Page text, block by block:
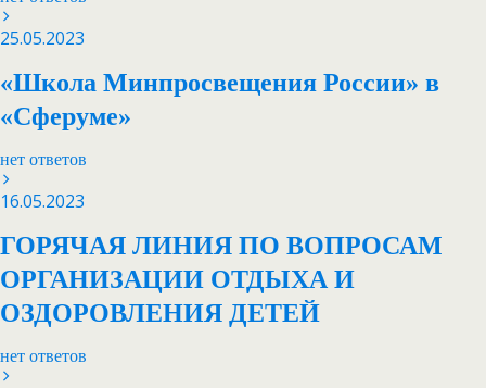
25.05.2023
«Школа Минпросвещения России» в
«Сферуме»
нет ответов
16.05.2023
ГОРЯЧАЯ ЛИНИЯ ПО ВОПРОСАМ
ОРГАНИЗАЦИИ ОТДЫХА И
ОЗДОРОВЛЕНИЯ ДЕТЕЙ
нет ответов